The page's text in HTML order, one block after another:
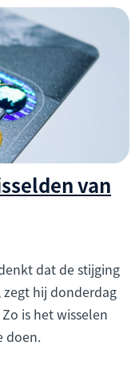
van
dat de stijging
hij donderdag
is het wisselen
doen.